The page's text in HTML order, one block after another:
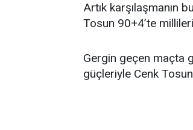
Artık karşılaşmanın
Tosun 90+4’te
Gergin geçen maçta
güçleriyle Cenk